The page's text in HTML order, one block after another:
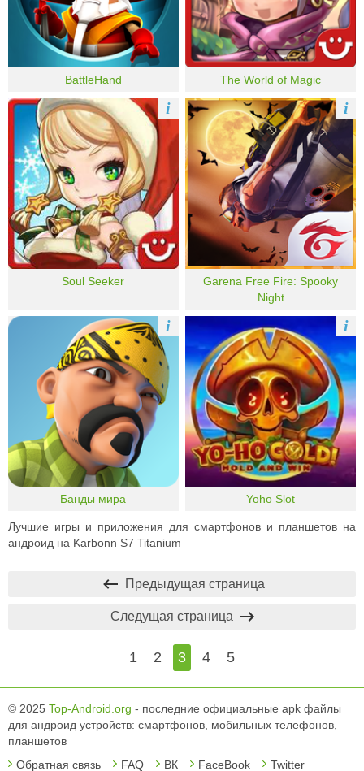
BattleHand The World of Magic
Soul Seeker
i
Garena Free Fire: Spooky
Night
i
Банды мира
i
Yoho Slot
i
Лучшие игры и приложения для смартфонов и планшетов на
андроид на Karbonn S7 Titanium
Предыдущая страница
1 2 3 4 5
Следущая страница
© 2025 Top-Android.org - последние официальные apk файлы
для андроид устройств: смартфонов, мобильных телефонов,
планшетов
Обратная связь
FAQ ВК FaceBook Twitter